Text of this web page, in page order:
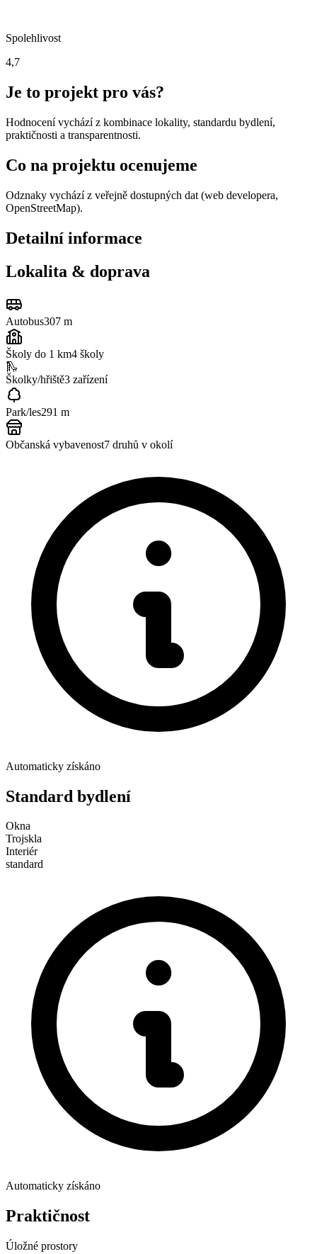
Spolehlivost
4,7
Je to projekt pro vás?
Hodnocení vychází z kombinace lokality, standardu bydlení,
praktičnosti a transparentnosti.
Co na projektu ocenujeme
Odznaky vychází z veřejně dostupných dat (web developera,
OpenStreetMap).
Detailní informace
Lokalita & doprava
Autobus307 m
Školy do 1 km4 školy
🛝
Školky/hřiště3 zařízení
Park/les291 m
Občanská vybavenost7 druhů v okolí
Automaticky získáno
Standard bydlení
Okna
Trojskla
Interiér
standard
Automaticky získáno
Praktičnost
Úložné prostory